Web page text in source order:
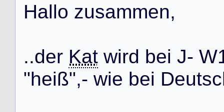
Hallo zusammen,
..der Kat wird bei J- W
"heiß",- wie bei Deutsc